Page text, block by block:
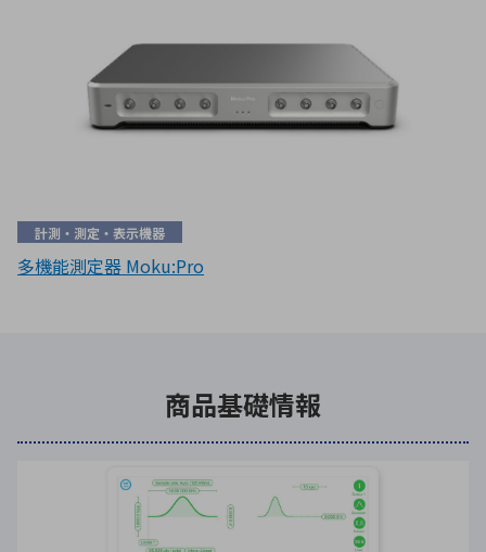
計測・測定・表示機器
多機能測定器 Moku:Pro
商品基礎情報